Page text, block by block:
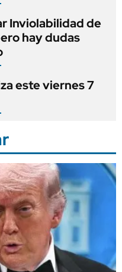
Inviolabilidad de
hay dudas
este viernes 7